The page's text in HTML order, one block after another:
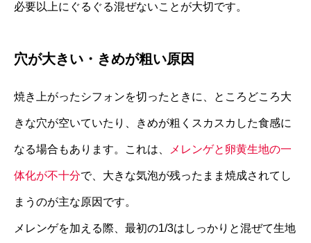
必要以上にぐるぐる混ぜないことが大切です。
穴が大きい・きめが粗い原因
焼き上がったシフォンを切ったときに、ところどころ大
きな穴が空いていたり、きめが粗くスカスカした食感に
なる場合もあります。これは、 メレンゲと卵黄生地の一
体化が不十分で、大きな気泡が残ったまま焼成されてし
まうのが主な原因です。
メレンゲを加える際、最初の1/3はしっかりと混ぜて生地